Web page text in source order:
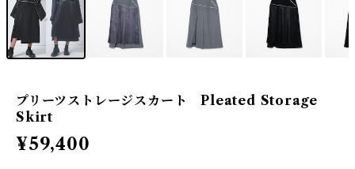
プリーツストレージスカート Pleated Storage
Skirt
¥59,400